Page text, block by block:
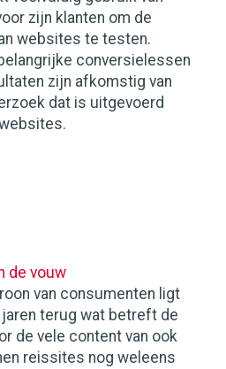
zijn klanten om de
websites te testen.
conversielessen
zijn afkomstig van
dat is uitgevoerd
de vouw
van consumenten ligt
jaren terug wat betreft de
de vele content van ook
reissites nog weleens